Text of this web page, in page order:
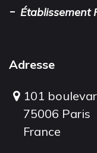
- Établissement
Adresse
101
75006 Paris
France